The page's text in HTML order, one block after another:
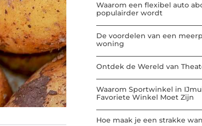
Waarom een flexibel auto
populairder wordt
De voordelen van een
woning
Ontdek de Wereld van
Waarom Sportwinkel in
Favoriete Winkel Moet Zijn
Hoe maak je een strakke